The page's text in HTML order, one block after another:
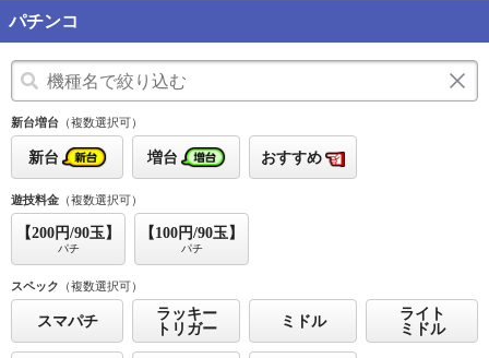
パチンコ
新台増台 （複数選択可）
新台 増台 おすすめ
遊技料金 （複数選択可）
【200円/90玉】
パチ
【100円/90玉】
パチ
スペック （複数選択可）
スマパチ
ラッキー
トリガー
ミドル
ライト
ミドル